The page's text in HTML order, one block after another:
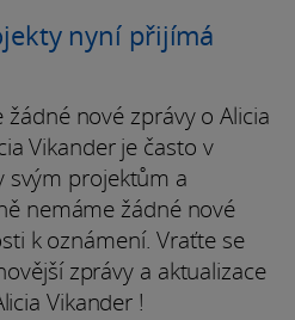
nyní přijímá
nové zprávy o Alicia
Vikander je často v
svým projektům a
nemáme žádné nové
k oznámení. Vraťte se
zprávy a aktualizace
Vikander !